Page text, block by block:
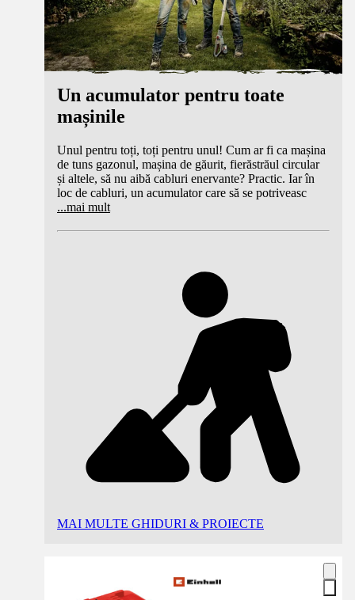
Un acumulator pentru toate
mașinile
Unul pentru toți, toți pentru unul! Cum ar fi ca mașina
de tuns gazonul, mașina de găurit, fierăstrăul circular
și altele, să nu aibă cabluri enervante? Practic. Iar în
loc de cabluri, un acumulator care să se potriveasc
...mai mult
MAI MULTE GHIDURI & PROIECTE